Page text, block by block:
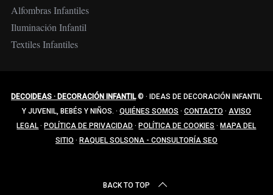
Alfombras Infantiles
Iluminación Infantil
Textiles Infantiles
DECOIDEAS · DECORACIÓN INFANTIL© · IDEAS DE DECORACIÓN INFANTIL
Y JUVENIL, BEBÉS Y NIÑOS. · QUIÉNES SOMOS · CONTACTO · AVISO
LEGAL · POLÍTICA DE PRIVACIDAD · POLÍTICA DE COOKIES · MAPA DEL
SITIO · RAQUEL SOLSONA - CONSULTORÍA SEO
BACK TO TOP